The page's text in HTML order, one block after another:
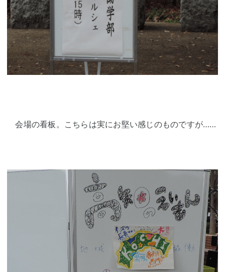
会場の看板。こちらは実にお堅い感じのものですが……